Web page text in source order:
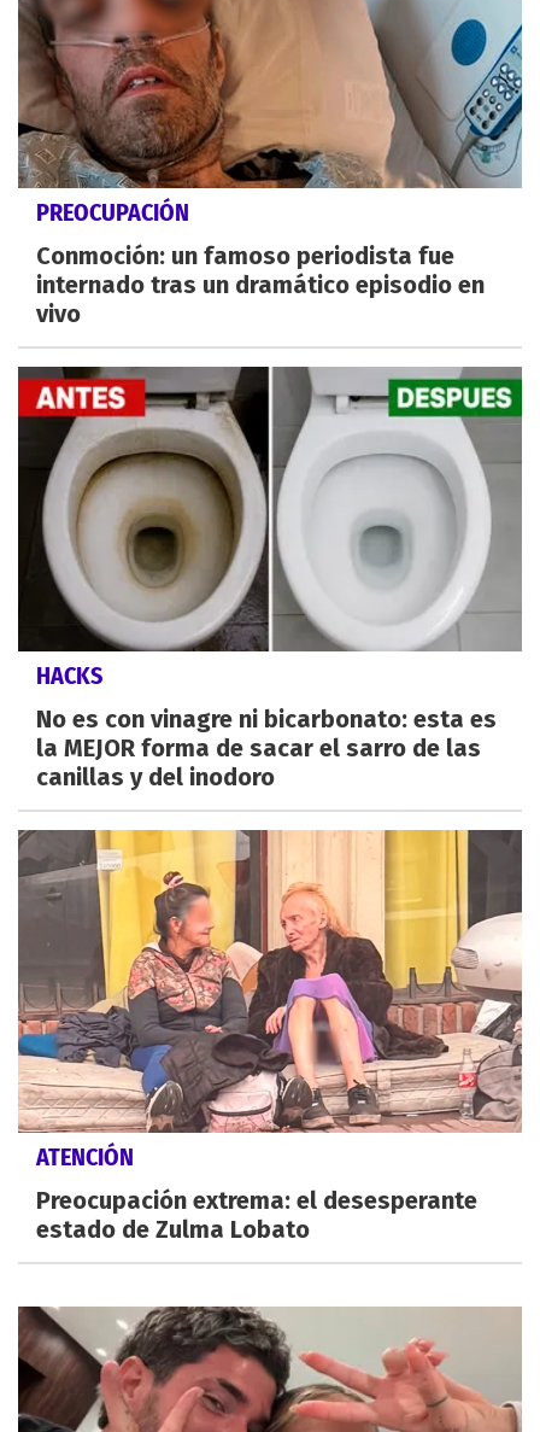
PREOCUPACIÓN
Conmoción: un famoso periodista fue
internado tras un dramático episodio en
vivo
HACKS
No es con vinagre ni bicarbonato: esta es
la MEJOR forma de sacar el sarro de las
canillas y del inodoro
ATENCIÓN
Preocupación extrema: el desesperante
estado de Zulma Lobato